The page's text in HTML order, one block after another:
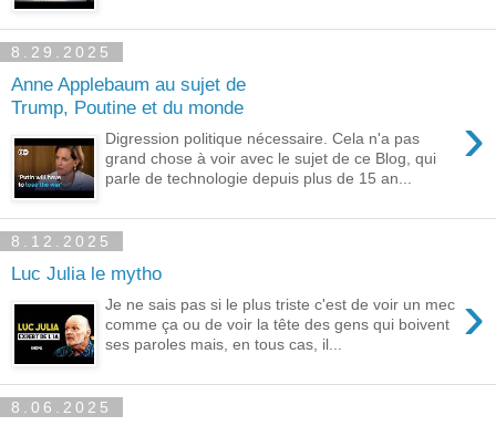
8.29.2025
Anne Applebaum au sujet de
Trump, Poutine et du monde
›
Digression politique nécessaire. Cela n'a pas
grand chose à voir avec le sujet de ce Blog, qui
parle de technologie depuis plus de 15 an...
8.12.2025
Luc Julia le mytho
›
Je ne sais pas si le plus triste c'est de voir un mec
comme ça ou de voir la tête des gens qui boivent
ses paroles mais, en tous cas, il...
8.06.2025